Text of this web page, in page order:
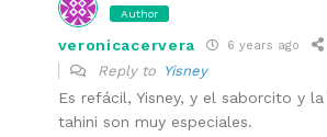
Author
veronicacervera 6 years ago
Reply to Yisney
Es refácil, Yisney, y el saborcito y
tahini son muy especiales.